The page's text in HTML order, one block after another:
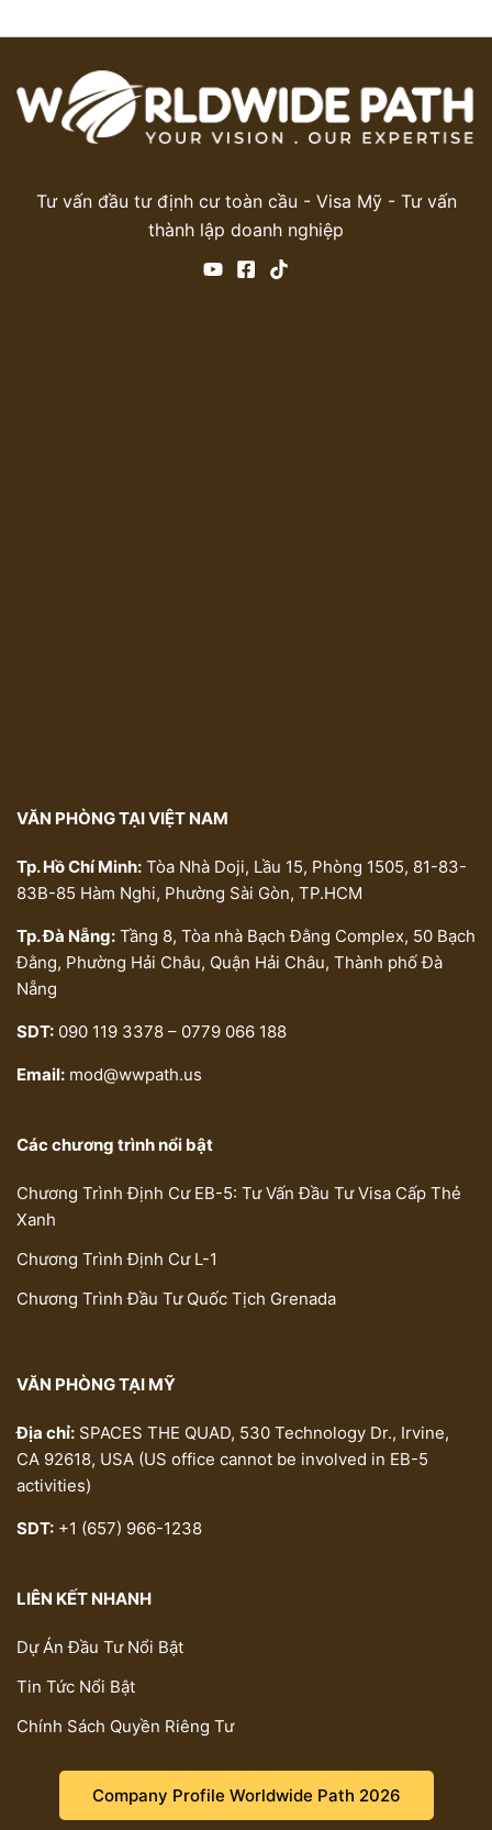
Tư vấn đầu tư định cư toàn cầu - Visa Mỹ - Tư vấn
thành lập doanh nghiệp
VĂN PHÒNG TẠI VIỆT NAM
Tp. Hồ Chí Minh: Tòa Nhà Doji, Lầu 15, Phòng 1505, 81-83-
83B-85 Hàm Nghi, Phường Sài Gòn, TP.HCM
Tp. Đà Nẵng: Tầng 8, Tòa nhà Bạch Đằng Complex, 50 Bạch
Đằng, Phường Hải Châu, Quận Hải Châu, Thành phố Đà
Nẵng
SDT: 090 119 3378 – 0779 066 188
Email: mod@wwpath.us
Các chương trình nổi bật
Chương Trình Định Cư EB-5: Tư Vấn Đầu Tư Visa Cấp Thẻ
Xanh
Chương Trình Định Cư L-1
Chương Trình Đầu Tư Quốc Tịch Grenada
VĂN PHÒNG TẠI MỸ
Địa chỉ: SPACES THE QUAD, 530 Technology Dr., Irvine,
CA 92618, USA (US office cannot be involved in EB-5
activities)
SDT: +1 (657) 966-1238
LIÊN KẾT NHANH
Dự Án Đầu Tư Nổi Bật
Tin Tức Nổi Bật
Chính Sách Quyền Riêng Tư
Company Profile Worldwide Path 2026